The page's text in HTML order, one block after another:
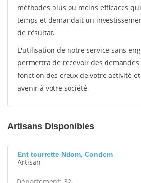
méthodes plus ou moins efficaces
temps et demandait un
de résultat.
L'utilisation de notre service sans
permettra de recevoir des demandes
fonction des creux de votre activité
avenir à votre société.
Artisans Disponibles
Ent tourrette Ndom, Condom
Artisan